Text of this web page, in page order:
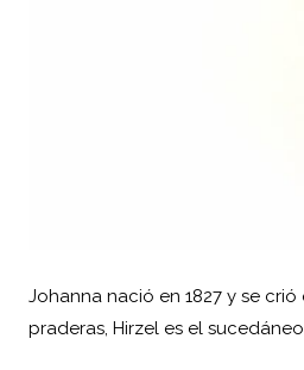
Johanna nació en 1827 y se
praderas, Hirzel es el